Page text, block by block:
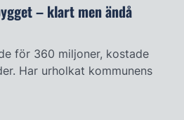
– klart men ändå
för 360 miljoner, kostade
Har urholkat kommunens